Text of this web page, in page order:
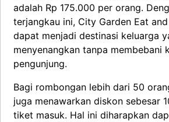
adalah Rp 175.000 per orang.
terjangkau ini, City Garden Eat
dapat menjadi destinasi keluarga
menyenangkan tanpa membebani
pengunjung.
Bagi rombongan lebih dari 50
juga menawarkan diskon sebesar
tiket masuk. Hal ini diharapkan